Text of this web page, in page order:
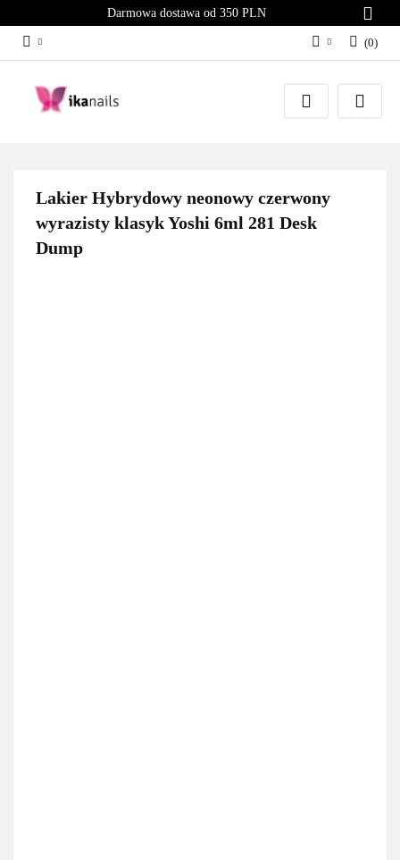
Darmowa dostawa od 350 PLN
Zaloguj się
Załóż konto
(0)
Lakier Hybrydowy neonowy czerwony
wyrazisty klasyk Yoshi 6ml 281 Desk
Dump